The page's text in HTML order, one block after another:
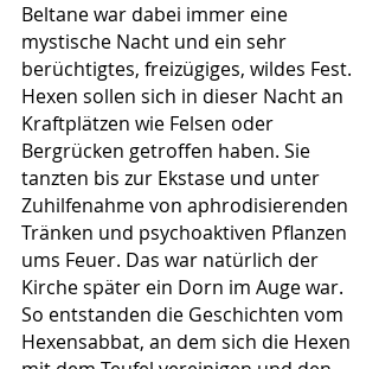
Beltane war dabei immer eine
mystische Nacht und ein sehr
berüchtigtes, freizügiges, wildes Fest.
Hexen sollen sich in dieser Nacht an
Kraftplätzen wie Felsen oder
Bergrücken getroffen haben. Sie
tanzten bis zur Ekstase und unter
Zuhilfenahme von aphrodisierenden
Tränken und psychoaktiven Pflanzen
ums Feuer. Das war natürlich der
Kirche später ein Dorn im Auge war.
So entstanden die Geschichten vom
Hexensabbat, an dem sich die Hexen